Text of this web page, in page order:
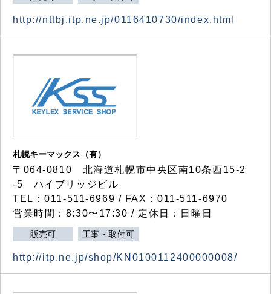
http://nttbj.itp.ne.jp/0116410730/index.html
札幌キーマックス（有）
〒064-0810 北海道札幌市中央区南10条西15-2
-5 ハイブリッジビル
TEL：011-511-6969 / FAX：011-511-6970
営業時間：8:30〜17:30 / 定休日：日曜日
販売可 工事・取付可
http://itp.ne.jp/shop/KN0100112400000008/